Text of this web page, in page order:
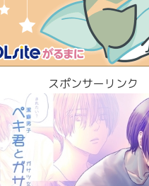
スポンサーリンク